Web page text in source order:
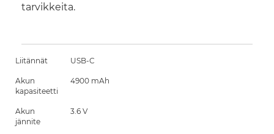
tarvikkeita.
Liitännät USB-C
Akun
kapasiteetti
4900 mAh
Akun
jännite
3.6 V